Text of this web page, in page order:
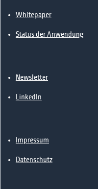
Whitepaper
Status der Anwendung
Newsletter
LinkedIn
Impressum
Datenschutz